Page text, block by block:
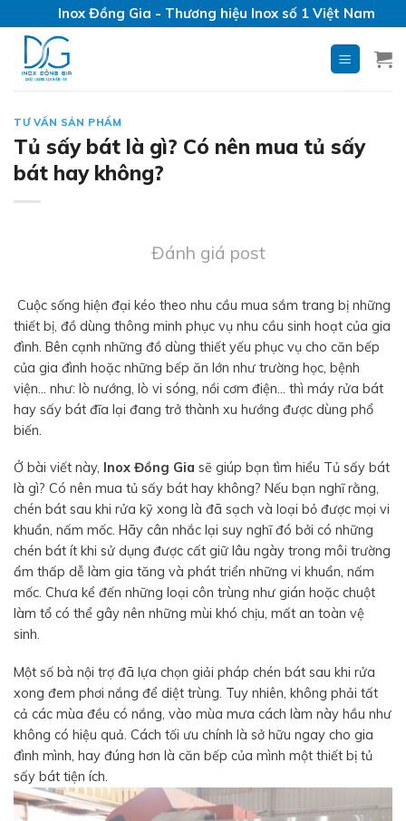
to
content
Inox Đồng Gia - Thương hiệu Inox số 1 Việt Nam
TƯ VẤN SẢN PHẨM
Tủ sấy bát là gì? Có nên mua tủ sấy
bát hay không?
Đánh giá post
Cuộc sống hiện đại kéo theo nhu cầu mua sắm trang bị những
thiết bị, đồ dùng thông minh phục vụ nhu cầu sinh hoạt của gia
đình. Bên cạnh những đồ dùng thiết yếu phục vụ cho căn bếp
của gia đình hoặc những bếp ăn lớn như trường học, bệnh
viện… như: lò nướng, lò vi sóng, nồi cơm điện… thì máy rửa bát
hay sấy bát đĩa lại đang trở thành xu hướng được dùng phổ
biến.
Ở bài viết này, Inox Đồng Gia sẽ giúp bạn tìm hiểu Tủ sấy bát
là gì? Có nên mua tủ sấy bát hay không? Nếu bạn nghĩ rằng,
chén bát sau khi rửa kỹ xong là đã sạch và loại bỏ được mọi vi
khuẩn, nấm mốc. Hãy cân nhắc lại suy nghĩ đó bởi có những
chén bát ít khi sử dụng được cất giữ lâu ngày trong môi trường
ẩm thấp dễ làm gia tăng và phát triển những vi khuẩn, nấm
mốc. Chưa kể đến những loại côn trùng như gián hoặc chuột
làm tổ có thể gây nên những mùi khó chịu, mất an toàn vệ
sinh.
Một số bà nội trợ đã lựa chọn giải pháp chén bát sau khi rửa
xong đem phơi nắng để diệt trùng. Tuy nhiên, không phải tất
cả các mùa đều có nắng, vào mùa mưa cách làm này hầu như
không có hiệu quả. Cách tối ưu chính là sở hữu ngay cho gia
đình mình, hay đúng hơn là căn bếp của mình một thiết bị tủ
sấy bát tiện ích.